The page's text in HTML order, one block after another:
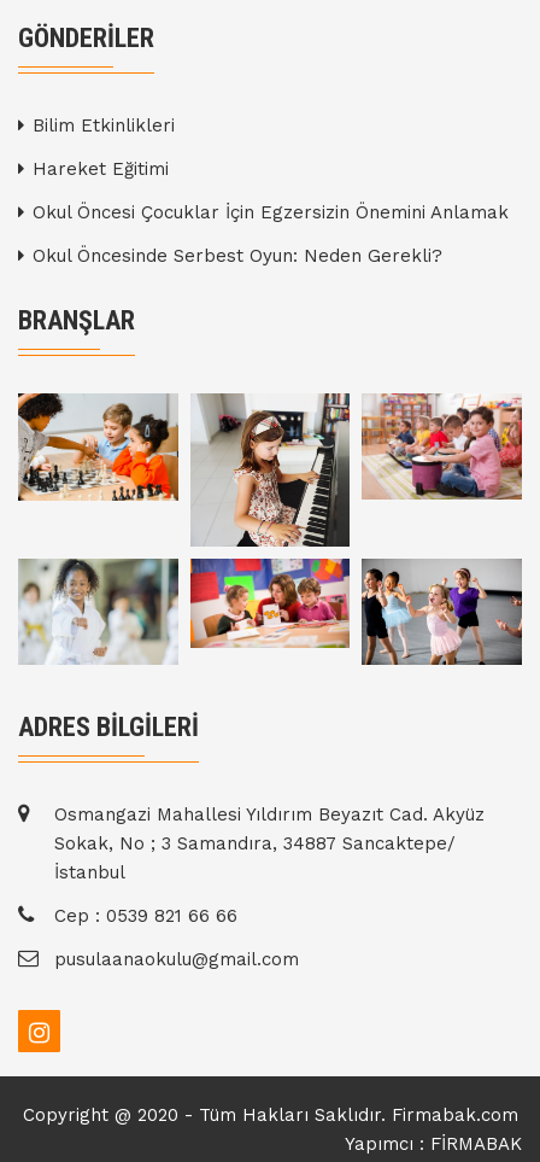
GÖNDERILER
Bilim Etkinlikleri
Hareket Eğitimi
Okul Öncesi Çocuklar İçin Egzersizin Önemini Anlamak
Okul Öncesinde Serbest Oyun: Neden Gerekli?
BRANŞLAR
ADRES BİLGİLERİ
Osmangazi Mahallesi Yıldırım Beyazıt Cad. Akyüz
Sokak, No ; 3 Samandıra, 34887 Sancaktepe/
İstanbul
Cep : 0539 821 66 66
pusulaanaokulu@gmail.com
Copyright @ 2020 - Tüm Hakları Saklıdır. Firmabak.com
Yapımcı : FİRMABAK